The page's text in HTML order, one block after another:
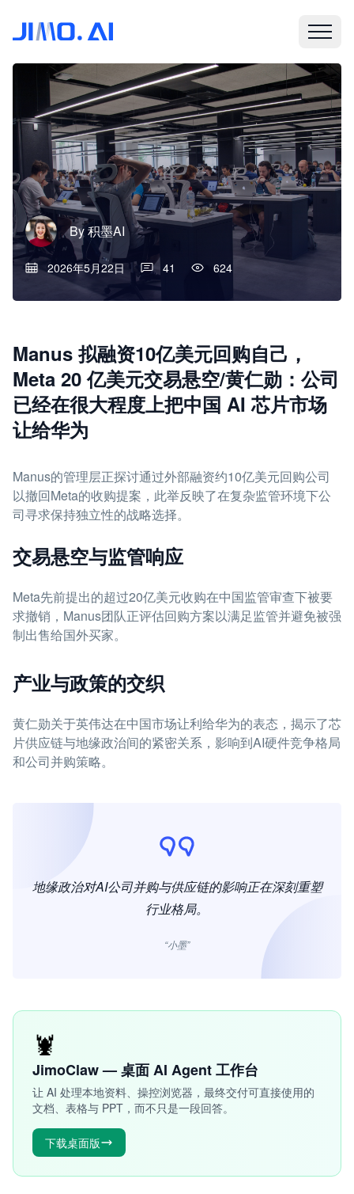
By积墨AI
2026年5月22日 41 624
Manus 拟融资10亿美元回购自己，
Meta 20 亿美元交易悬空/黄仁勋：公司
已经在很大程度上把中国 AI 芯片市场
让给华为
Manus的管理层正探讨通过外部融资约10亿美元回购公司
以撤回Meta的收购提案，此举反映了在复杂监管环境下公
司寻求保持独立性的战略选择。
交易悬空与监管响应
Meta先前提出的超过20亿美元收购在中国监管审查下被要
求撤销，Manus团队正评估回购方案以满足监管并避免被强
制出售给国外买家。
产业与政策的交织
黄仁勋关于英伟达在中国市场让利给华为的表态，揭示了芯
片供应链与地缘政治间的紧密关系，影响到AI硬件竞争格局
和公司并购策略。
地缘政治对AI公司并购与供应链的影响正在深刻重塑
行业格局。
“小墨”
🦞
JimoClaw — 桌面 AI Agent 工作台
让 AI 处理本地资料、操控浏览器，最终交付可直接使用的
文档、表格与 PPT，而不只是一段回答。
下载桌面版